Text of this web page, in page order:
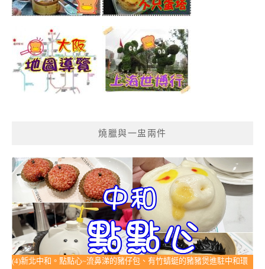
燒臘與一盅兩件
(4)新北中和。點點心~流鼻涕的豬仔包、有竹蜻蜓的豬豬煲進駐中和環